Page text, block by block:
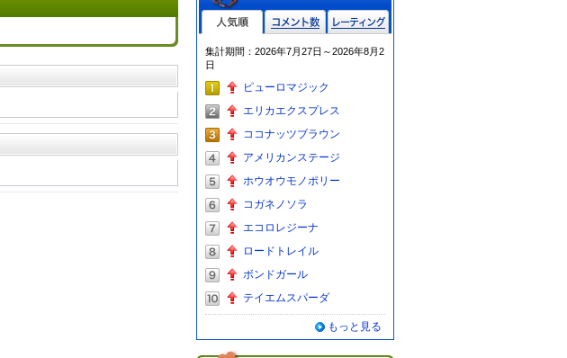
グ
集計期間：2026年7月27日～2026年8月2
日
ピューロマジック
エリカエクスプレス
ココナッツブラウン
アメリカンステージ
ホウオウモノポリー
コガネノソラ
エコロレジーナ
ロードトレイル
ボンドガール
テイエムスパーダ
もっと見る